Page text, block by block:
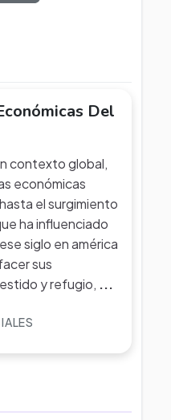
Del
contexto global,
económicas
el surgimiento
ha influenciado
siglo en américa
sus
y refugio, ...